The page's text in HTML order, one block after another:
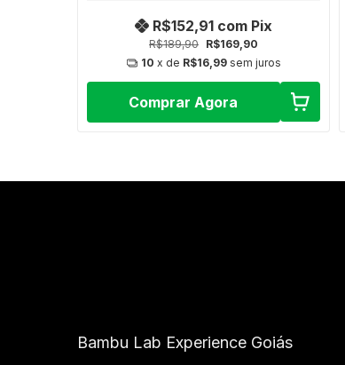
R$189,90 R$169,90
R$152,91 com Pix
10 x de R$16,99 sem juros
Comprar Agora
Bambu Lab Experience Goiás